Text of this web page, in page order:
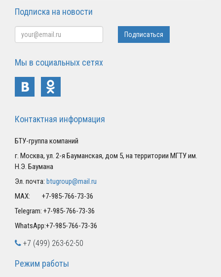
Подписка на новости
Мы в социальных сетях
Контактная информация
БТУ-группа компаний
г. Москва, ул. 2-я Бауманская, дом 5, на территории МГТУ им.
Н.Э. Баумана
Эл. почта: btugroup@mail.ru
MAX: +7-985-766-73-36
Telegram: +7-985-766-73-36
WhatsApp:+7-985-766-73-36
+7 (499) 263-62-50
Режим работы